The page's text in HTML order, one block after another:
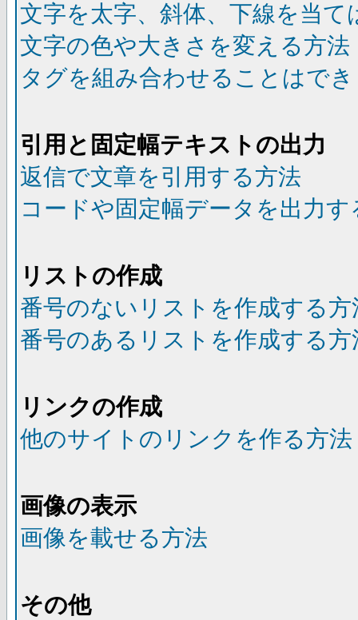
文字を太字、斜体、下線を当て
文字の色や大きさを変える方法
タグを組み合わせることはで
引用と固定幅テキストの出力
返信で文章を引用する方法
コードや固定幅データを出力す
リストの作成
番号のないリストを作成する方
番号のあるリストを作成する方
リンクの作成
他のサイトのリンクを作る方法
画像の表示
画像を載せる方法
その他